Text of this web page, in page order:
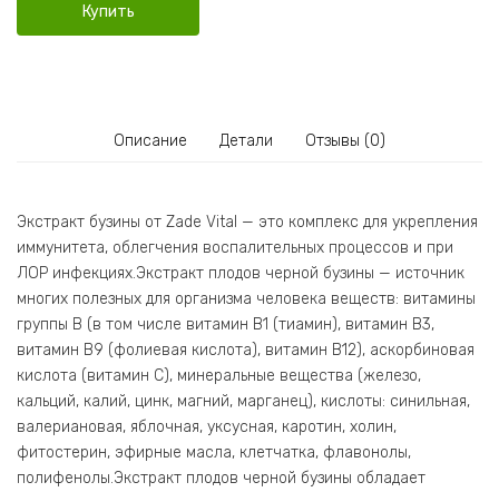
Купить
Описание Детали Отзывы (0)
Экстракт бузины от Zade Vital — это комплекс для укрепления
иммунитета, облегчения воспалительных процессов и при
ЛОР инфекциях.Экстракт плодов черной бузины — источник
многих полезных для организма человека веществ: витамины
группы B (в том числе витамин B1 (тиамин), витамин B3,
витамин B9 (фолиевая кислота), витамин B12), аскорбиновая
кислота (витамин C), минеральные вещества (железо,
кальций, калий, цинк, магний, марганец), кислоты: синильная,
валериановая, яблочная, уксусная, каротин, холин,
фитостерин, эфирные масла, клетчатка, флавонолы,
полифенолы.Экстракт плодов черной бузины обладает